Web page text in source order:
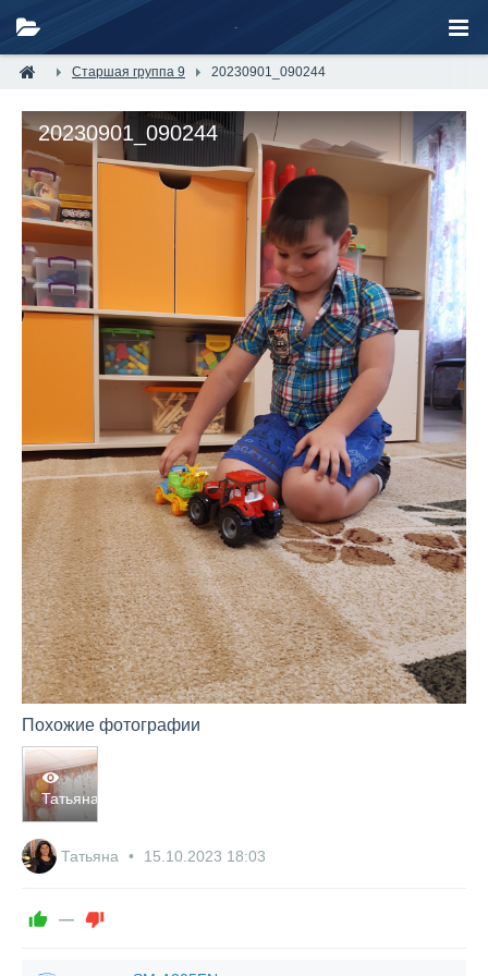
Старшая группа 9 20230901_090244
20230901_090244
Похожие фотографии
1309
0
Татьяна
Татьяна 15.10.2023 18:03
—